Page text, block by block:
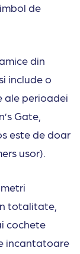
de
din
include o
ale perioadei
Gate,
este de doar
usor).
totalitate,
cochete
incantatoare